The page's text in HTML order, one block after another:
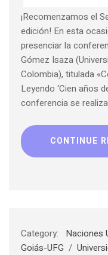
¡Recomenzamos el
edición! En esta
presenciar la
Gómez Isaza
Colombia), titulada
Leyendo ‘Cien años
conferencia se
CONTINUE
Category: Naciones
Goiás-UFG /